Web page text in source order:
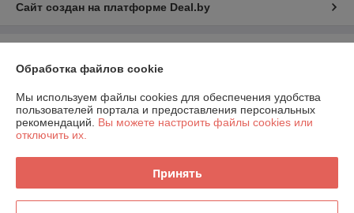
Сайт создан на платформе Deal.by
предприниматель Шаршавицкий Дмитрий Валерьевич
220033, г.Минск, пр-т Партизанский, 19а-6
Регистрационный номер ЕГР: 192409619
УНП: 192409619
Регистрационный орган: Минский горисполком
Дата регистрации компании: 21.01.2015
Обработка файлов cookie
Мы используем файлы cookies для обеспечения удобства
пользователей портала и предоставления персональных
рекомендаций. Вы можете настроить файлы cookies или
отключить их.
Принять